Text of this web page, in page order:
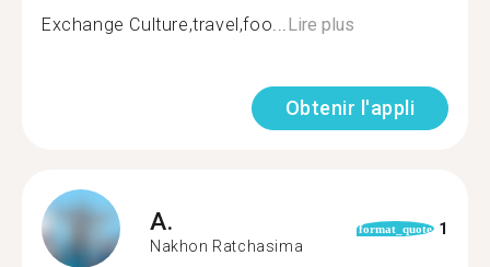
Exchange Culture,travel,foo...Lire plus
Obtenir l'appli
A.
Nakhon Ratchasima
format_quote 1